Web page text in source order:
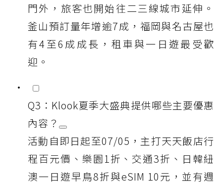
門外，旅客也開始往二三線城市延伸。
釜山預訂量年增逾7成，福岡與名古屋也
有4至6成成長，租車與一日遊最受歡
迎。
Q3：Klook夏季大盛典提供哪些主要優惠
內容？
活動自即日起至07/05，主打天天飯店行
程百元價、樂園1折、交通3折、日韓紐
澳一日遊早鳥8折與eSIM 10元，並有週